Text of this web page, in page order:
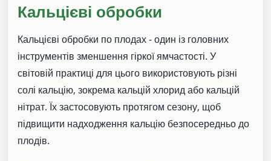
Кальцієві обробки
Кальцієві обробки по плодах - один із головних
інструментів зменшення гіркої ямчастості. У
світовій практиці для цього використовують різні
солі кальцію, зокрема кальцій хлорид або кальцій
нітрат. Їх застосовують протягом сезону, щоб
підвищити надходження кальцію безпосередньо до
плодів.